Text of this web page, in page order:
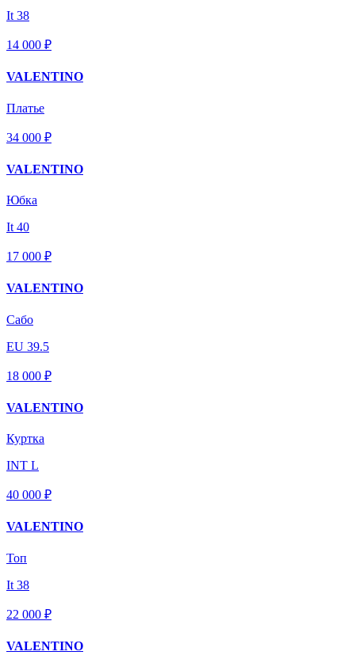
It 38
14 000 ₽
VALENTINO
Платье
34 000 ₽
VALENTINO
Юбка
It 40
17 000 ₽
VALENTINO
Сабо
EU 39.5
18 000 ₽
VALENTINO
Куртка
INT L
40 000 ₽
VALENTINO
Топ
It 38
22 000 ₽
VALENTINO